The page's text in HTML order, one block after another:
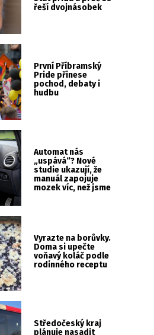
řeší dvojnásobek
První Příbramský
Pride přinese
pochod, debaty i
hudbu
Automat nás
„uspává“? Nové
studie ukazují, že
manuál zapojuje
mozek víc, než jsme
Vyrazte na borůvky.
Doma si upečte
voňavý koláč podle
rodinného receptu
Středočeský kraj
plánuje nasadit